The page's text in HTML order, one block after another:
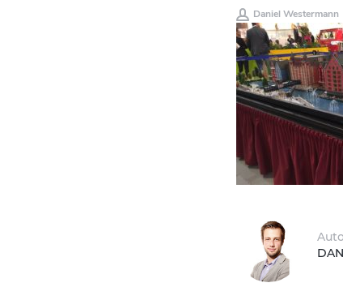
Daniel Westermann